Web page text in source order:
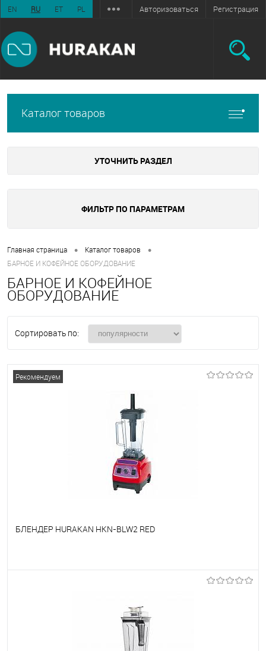
EN RU ET PL Авторизоваться Регистрация
Каталог товаров
УТОЧНИТЬ РАЗДЕЛ
ФИЛЬТР ПО ПАРАМЕТРАМ
Главная страница • Каталог товаров •
БАРНОЕ И КОФЕЙНОЕ ОБОРУДОВАНИЕ
БАРНОЕ И КОФЕЙНОЕ
ОБОРУДОВАНИЕ
Сортировать по:
Рекомендуем
БЛЕНДЕР HURAKAN HKN-BLW2 RED